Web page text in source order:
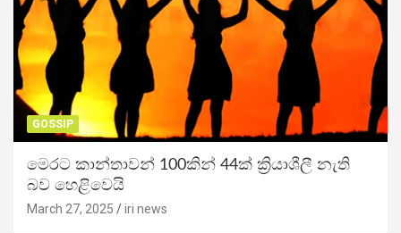
GOSSIP
මෙරට කාන්තාවන් 100කින් 44ක් ක්‍රියාශීලී නැති
බව හෙළිවෙයි
March 27, 2025 iri news